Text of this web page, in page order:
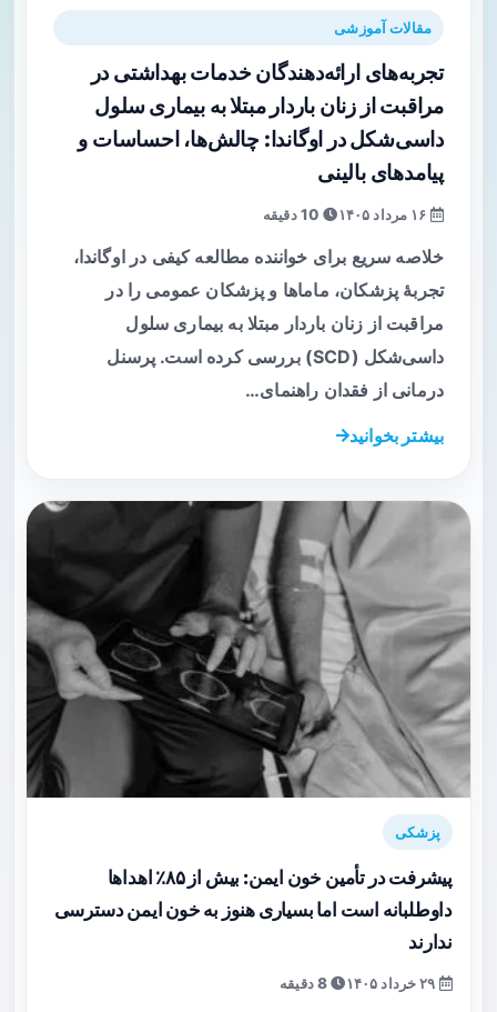
مقالات آموزشی
تجربه‌های ارائه‌دهندگان خدمات بهداشتی در
مراقبت از زنان باردار مبتلا به بیماری سلول
داسی‌شکل در اوگاندا: چالش‌ها، احساسات و
پیامدهای بالینی
10 دقیقه
خلاصه سریع برای خواننده مطالعه کیفی در اوگاندا،
تجربهٔ پزشکان، ماماها و پزشکان عمومی را در
مراقبت از زنان باردار مبتلا به بیماری سلول
داسی‌شکل (SCD) بررسی کرده است. پرسنل
درمانی از فقدان راهنمای…
بیشتر بخوانید
پزشکی
پیشرفت در تأمین خون ایمن: بیش از ۸۵٪ اهداها
داوطلبانه است اما بسیاری هنوز به خون ایمن دسترسی
ندارند
8 دقیقه